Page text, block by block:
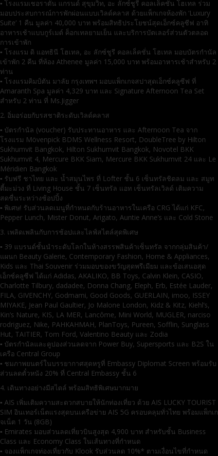
▪ โรงแรมเชอราตัน แกรนด์ สุขุมวิท, อะ ลักซ์ชูรี คอลเล็คชั่น โฮเทล ร่วม
มอบประสบการณ์การพักผ่อนแบบเวิลด์คลาส ด้วยแพ็กเกจห้องพัก ‘Luxury
Suite’ 1 คืน มูลค่า 40,000 บาท พร้อมสิทธิประโยชน์สุดเอ็กซ์คลูซีฟ อาทิ
อาหารเช้าแบบกูร์เมต์ ค็อกเทลยามเย็น และบริการบัตเลอร์ส่วนตัวตลอด
การเข้าพัก
▪ โรงแรม ดิ แอทธินี โฮเทล, อะ ลักซ์ชูรี คอลเล็คชั่น โฮเทล มอบบัตรกำนัล
เข้าพัก 2 คืน ที่ห้อง Athenee มูลค่า 15,000 บาท พร้อมอาหารเช้าสำหรับ 2
ท่าน
▪ โรงแรมคิมป์ตัน มาลัย กรุงเทพฯ มอบแพ็กเกจสปาสุดเอ็กซ์คลูซีฟ ที่
Amaranth Spa มูลค่า 4,329 บาท และ Signature Afternoon Tea Set
สำหรับ 2 ท่าน ที่ Ms.Jigger
2. อิ่มอร่อยกับรสชาติระดับเวิลด์คลาส
▪ บัตรกำนัล (voucher) รับประทานอาหาร และ Afternoon Tea จาก
โรงแรม Mövenpick BDMS Wellness Resort, DoubleTree by Hilton
Sukhumvit Bangkok, Hilton Sukhumvit Bangkok, Novotel BKK
Sukhumvit 4, Mercure BKK Siam, Mercure BKK Sukhumvit 24 และ Le
Méridien Bangkok
▪ รับฟรี ชาไทย และ น้ำสมุนไพร ที่ Lofter ชั้น 6 เซ็นทรัลชิดลม และ สมูท
ตี้มะม่วง ที่ Living House ชั้น 7 เซ็นทรัล แอท เซ็นทรัลเวิลด์ เติมความ
สดชื่นระหว่างช้อปปิ้ง
▪ พิเศษ! รับส่วนลดเมนูที่กำหนดกับร้านอาหารในเครือ CRG ได้แก่ KFC,
Pepper Lunch, Mister Donut, Arigato, Auntie Anne’s และ Cold Stone
3. เพลิดเพลินกับการช้อปและไลฟ์สไตล์สุดพิเศษ
▪ 39 แบรนด์ชั้นนำระดับโลกในห้างสรรพสินค้าเซ็นทรัล จากกลุ่มสินค้า/
แผนก Beauty Galerie, Contemporary Fashion, Home & Appliances,
Kids และ Thai Souvenir ร่วมมอบของขวัญสุดพรีเมียม และข้อเสนอสุด
เอ็กซ์คลูซีฟ ได้แก่ Adidas, AKALIKO, BB Toys, Calvin Klein, CASIO,
Charlotte Tilbury, dadadee, Donna Chang, Eleph, Erb, Estée Lauder,
FILA, GIVENCHY, Godmami, Good Goods, GUERLAIN, imoo, ISSEY
MIYAKE, Jean Paul Gaultier, Jo Malone London, Kidz & Kitz, Kiehl’s,
Kin’s Nature, KIS, LA MER, Lancôme, Mini World, MUGLER, narciso
rodriguez, Nike, PAHKAHMAH, PlanToys, Pureen, Sofflin, Sunglass
Hut, TAITIER, Tom Ford, Valentino Beauty และ Zodia
▪ บัตรกำนัลและคูปองส่วนลดจาก Power Buy, Supersports และ B2S ใน
เครือ Central Group
▪ ชมภาพยนตร์ในบรรยากาศสุดหรูที่ Embassy Diplomat Screen พร้อมรับ
ส่วนลดตั๋วหนัง 20% ที่ Central Embassy ชั้น 6
4. เดินทางอย่างมีสไตล์ พร้อมสิทธิพิเศษมากมาย
▪ AIS เพิ่มเติมความสะดวกสบายให้นักท่องเที่ยว ด้วย AIS LUCKY TOURIST
SIM อินเทอร์เน็ตแรงสุดบนเครือข่าย AIS 5G ครอบคลุมทั่วไทย พร้อมแพ็กเก
จเน็ต 1 วัน (8GB)
▪ Emirates มอบส่วนลดเที่ยวบินสูงสุด 4,900 บาท สำหรับชั้น Business
Class และ Economy Class ในเส้นทางที่กำหนด
▪ จองแพ็กเกจท่องเที่ยวกับ Klook รับส่วนลด 10%* ตามเงื่อนไขที่กำหนด